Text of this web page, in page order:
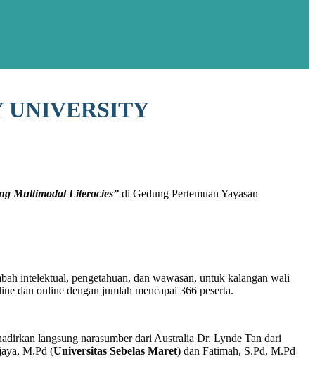
UNIVERSITY
Multimodal Literacies” di Gedung Pertemuan Yayasan
intelektual, pengetahuan, dan wawasan, untuk kalangan wali
dan online dengan jumlah mencapai 366 peserta.
langsung narasumber dari Australia Dr. Lynde Tan dari
M.Pd (Universitas Sebelas Maret) dan Fatimah, S.Pd, M.Pd